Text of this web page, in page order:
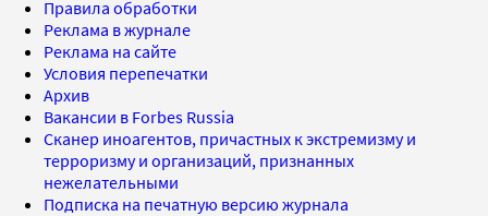
Правила обработки
Реклама в журнале
Реклама на сайте
Условия перепечатки
Архив
Вакансии в Forbes Russia
Сканер иноагентов, причастных к экстремизму и
терроризму и организаций, признанных
нежелательными
Подписка на печатную версию журнала